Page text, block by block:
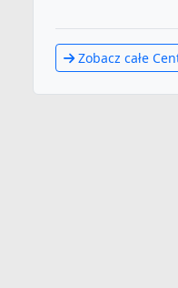
Zobacz całe